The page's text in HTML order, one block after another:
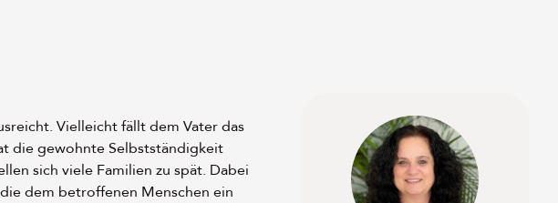
Vielleicht fällt dem Vater das
die gewohnte Selbstständigkeit
sich viele Familien zu spät. Dabei
dem betroffenen Menschen ein